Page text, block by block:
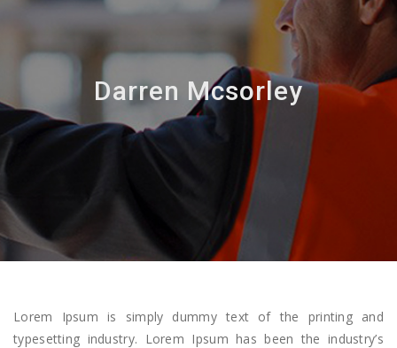
Darren Mcsorley
Lorem Ipsum is simply dummy text of the printing and
typesetting industry. Lorem Ipsum has been the industry’s